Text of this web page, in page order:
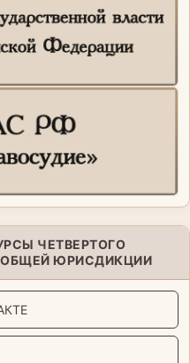
ЧЕТВЕРТОГО
ЮРИСДИКЦИИ